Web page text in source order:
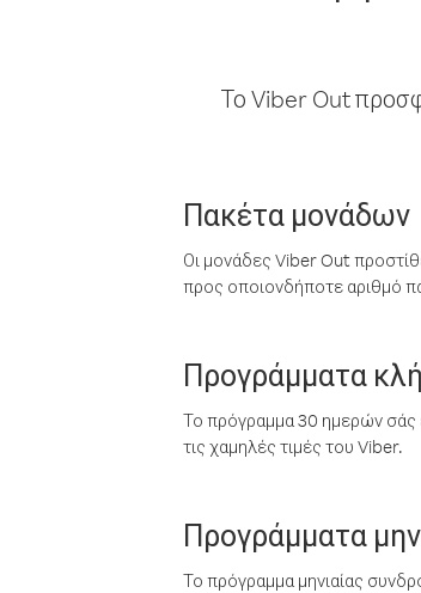
Το Viber Out
Πακέτα μονάδων
Οι μονάδες Viber Out
προς οποιονδήποτε αριθμό
Προγράμματα
Το πρόγραμμα 30 ημερών σάς
τις χαμηλές τιμές του Viber.
Προγράμματα
Το πρόγραμμα μηνιαίας